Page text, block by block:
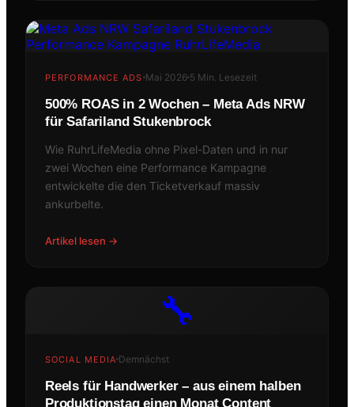
PERFORMANCE ADS Mai 2026 5 Min. Lesezeit
500% ROAS in 2 Wochen – Meta Ads NRW
für Safariland Stukenbrock
Wie RuhrLifeMedia ohne Pixel-Daten und in nur
zwei Wochen eine Performance Kampagne
entwickelte die den Ticketverkauf massiv
ankurbelte.
Artikel lesen →
🔧
SOCIAL MEDIA Demnächst
Reels für Handwerker – aus einem halben
Produktionstag einen Monat Content